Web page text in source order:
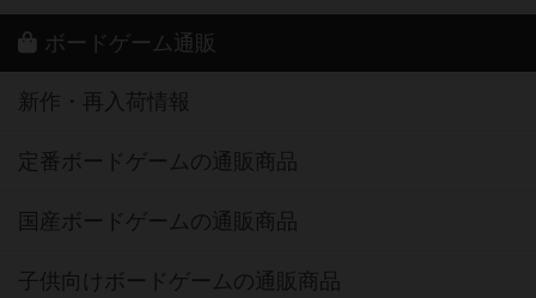
ボードゲーム通販
新作・再入荷情報
定番ボードゲームの通販商品
国産ボードゲームの通販商品
子供向けボードゲームの通販商品